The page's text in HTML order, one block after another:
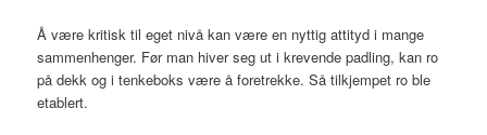
Å være kritisk til eget nivå kan være en nyttig attityd i mange
sammenhenger. Før man hiver seg ut i krevende padling, kan ro
på dekk og i tenkeboks være å foretrekke. Så tilkjempet ro ble
etablert.